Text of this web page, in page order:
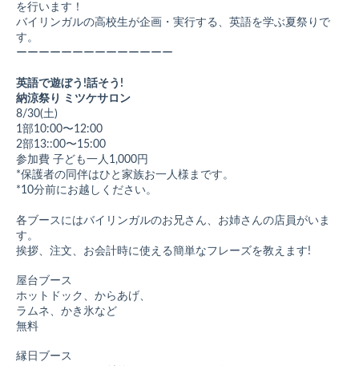
を行います！
バイリンガルの高校生が企画・実行する、英語を学ぶ夏祭りで
す。
ーーーーーーーーーーーーーー
英語で遊ぼう!話そう!
納涼祭り ミツケサロン
8/30(土)
1部10:00〜12:00
2部13::00〜15:00
参加費 子ども一人1,000円
*保護者の同伴はひと家族お一人様まです。
*10分前にお越しください。
各ブースにはバイリンガルのお兄さん、お姉さんの店員がいま
す。
挨拶、注文、お会計時に使える簡単なフレーズを教えます!
屋台ブース
ホットドック、からあげ、
ラムネ、かき氷など
無料
縁日 ブース